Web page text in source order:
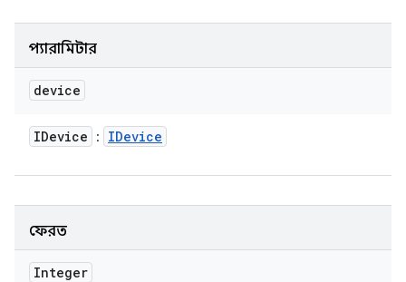
প্যারামিটার
device
IDevice : IDevice
ফেরত
Integer